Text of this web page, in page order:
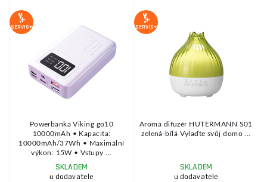
SERVIS+
Powerbanka Viking go10
10000mAh • Kapacita:
10000mAh/37Wh • Maximální
výkon: 15W • Vstupy ...
SKLADEM
u dodavatele
SERVIS+
Aroma difuzér HUTERMANN S01
zelená-bílá Vylaďte svůj domo ...
SKLADEM
u dodavatele